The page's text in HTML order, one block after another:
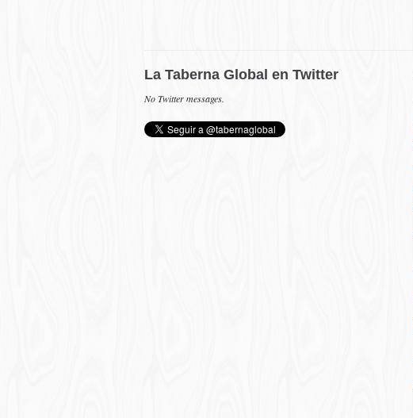
La Taberna Global en Twitter
No Twitter messages.